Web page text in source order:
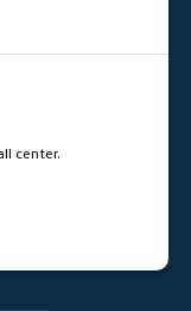
center.